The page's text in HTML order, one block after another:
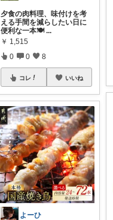
夕食の肉料理、味付けを考
える手間を減らしたい日に
便利な一本🍽️ ...
￥ 1,515
0 0 8
コレ いいね
よーひ